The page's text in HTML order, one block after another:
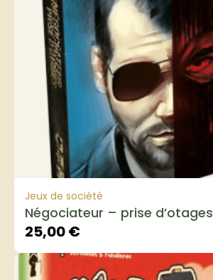
Jeux de société
Négociateur – prise d’otages
25,00€